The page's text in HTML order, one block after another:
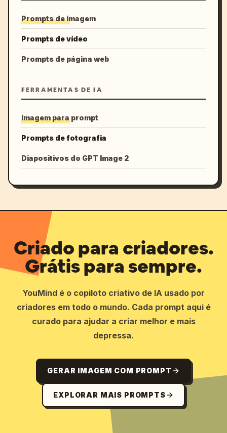
Prompts de imagem
Prompts de vídeo
Prompts de página web
FERRAMENTAS DE IA
Imagem para prompt
Prompts de fotografia
Diapositivos do GPT Image 2
Criado para criadores.
Grátis para sempre.
YouMind é o copiloto criativo de IA usado por
criadores em todo o mundo. Cada prompt aqui é
curado para ajudar a criar melhor e mais
depressa.
GERAR IMAGEM COM PROMPT
EXPLORAR MAIS PROMPTS